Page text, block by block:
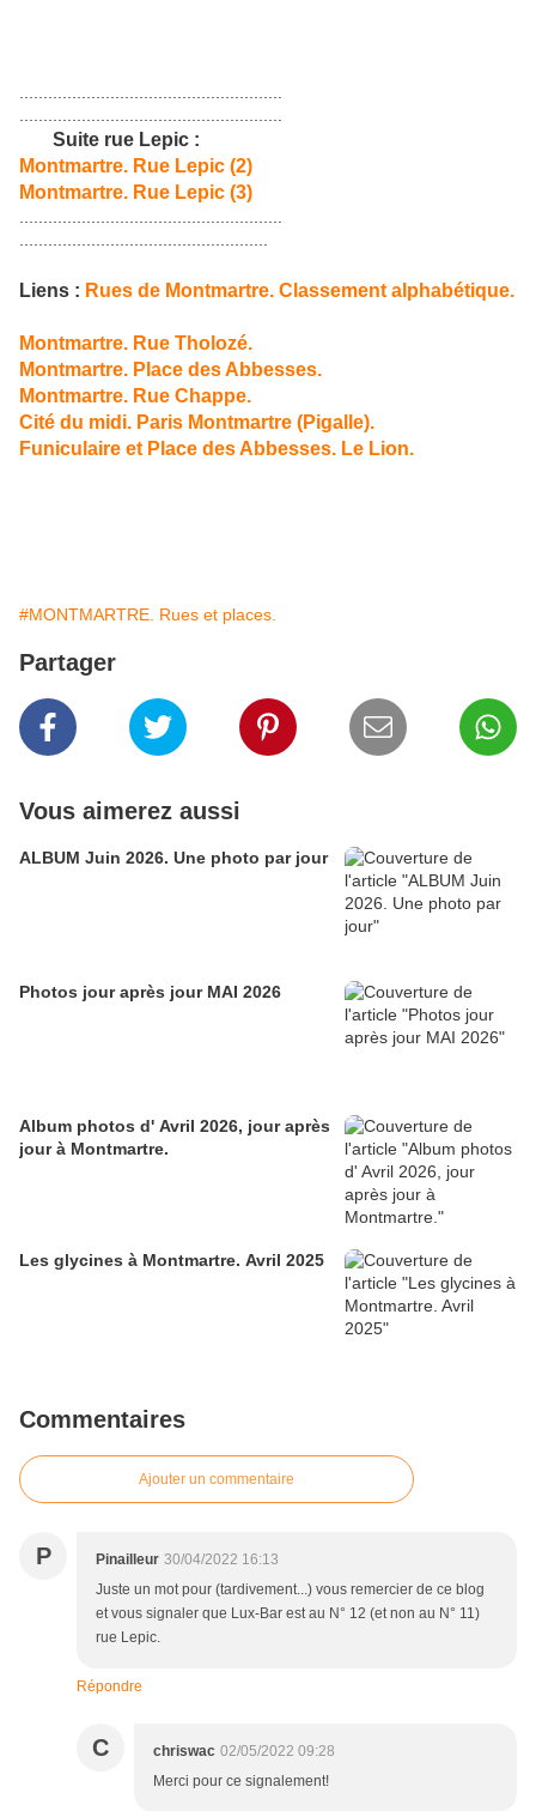
Suite rue Lepic :
Montmartre. Rue Lepic (2)
Montmartre. Rue Lepic (3)
Liens : Rues de Montmartre. Classement alphabétique.
Montmartre. Rue Tholozé.
Montmartre. Place des Abbesses.
Montmartre. Rue Chappe.
Cité du midi. Paris Montmartre (Pigalle).
Funiculaire et Place des Abbesses. Le Lion.
#MONTMARTRE. Rues et places.
Partager
Vous aimerez aussi
ALBUM Juin 2026. Une photo par jour
Photos jour après jour MAI 2026
Album photos d' Avril 2026, jour après
jour à Montmartre.
Les glycines à Montmartre. Avril 2025
Commentaires
Ajouter un commentaire
P Pinailleur 30/04/2022 16:13
Juste un mot pour (tardivement...) vous remercier de ce blog
et vous signaler que Lux-Bar est au N° 12 (et non au N° 11)
rue Lepic.
Répondre
C chriswac 02/05/2022 09:28
Merci pour ce signalement!